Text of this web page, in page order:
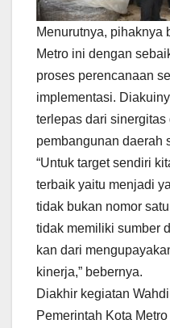
Menurutnya, pihaknya
Metro ini dengan
proses perencanaan
implementasi.
terlepas dari
pembangunan daerah
“Untuk target sendiri
terbaik yaitu menjadi
tidak bukan nomor
tidak memiliki sumber
kan dari
kinerja,” bebernya.
Diakhir kegiatan
Pemerintah Kota